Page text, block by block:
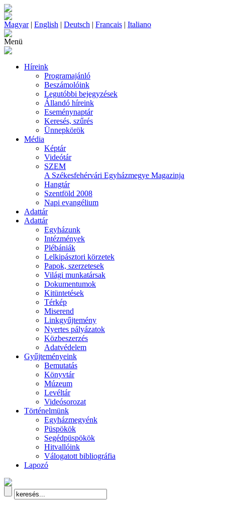
Magyar| English | Deutsch | Francais | Italiano
Menü
Híreink
Programajánló
Beszámolóink
Legutóbbi bejegyzések
Állandó híreink
Eseménynaptár
Keresés, szűrés
Ünnepkörök
Média
Képtár
Videótár
SZEM
A Székesfehérvári Egyházmegye Magazinja
Hangtár
Szentföld 2008
Napi evangélium
Adattár
Adattár
Egyházunk
Intézmények
Plébániák
Lelkipásztori körzetek
Papok, szerzetesek
Világi munkatársak
Dokumentumok
Kitüntetések
Térkép
Miserend
Linkgyűjtemény
Nyertes pályázatok
Közbeszerzés
Adatvédelem
Gyűjteményeink
Bemutatás
Könyvtár
Múzeum
Levéltár
Videósorozat
Történelmünk
Egyházmegyénk
Püspökök
Segédpüspökök
Hitvallóink
Válogatott bibliográfia
Lapozó